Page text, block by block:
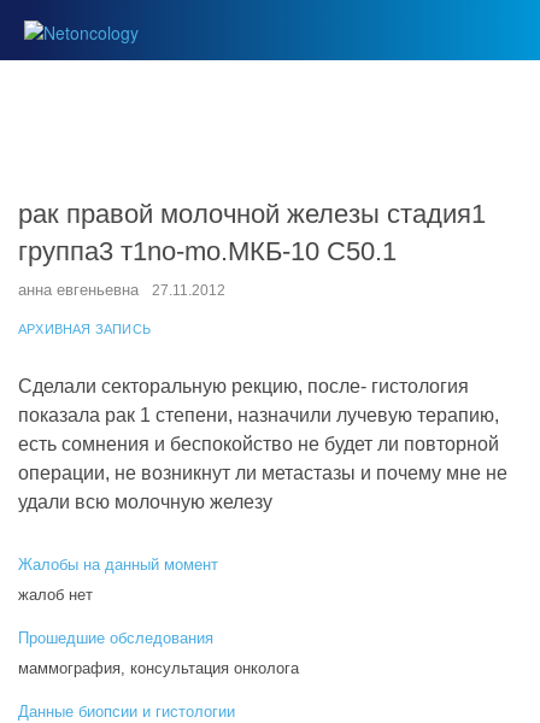
рак правой молочной железы стадия1
группа3 т1no-mo.МКБ-10 С50.1
анна евгеньевна 27.11.2012
АРХИВНАЯ ЗАПИСЬ
Сделали секторальную рекцию, после- гистология
показала рак 1 степени, назначили лучевую терапию,
есть сомнения и беспокойство не будет ли повторной
операции, не возникнут ли метастазы и почему мне не
удали всю молочную железу
Жалобы на данный момент
жалоб нет
Прошедшие обследования
маммография, консультация онколога
Данные биопсии и гистологии